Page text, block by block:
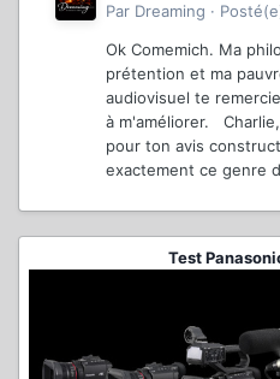
Par Dreaming ·
Ok Comemich. Ma
prétention et ma
audiovisuel te
à m'améliorer.
pour ton avis
exactement ce genre
Test